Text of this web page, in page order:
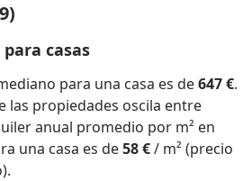
casas
para una casa es de647 €.
las propiedades oscila entre
anual promedio por m² en
una casa es de58 €/ m² (precio